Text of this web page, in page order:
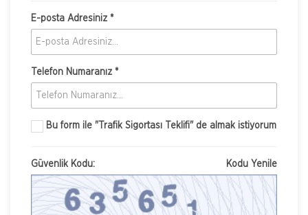
E-posta Adresiniz *
Telefon Numaranız *
Bu form ile "Trafik Sigortası Teklifi" de almak istiyorum
Güvenlik Kodu: Kodu Yenile